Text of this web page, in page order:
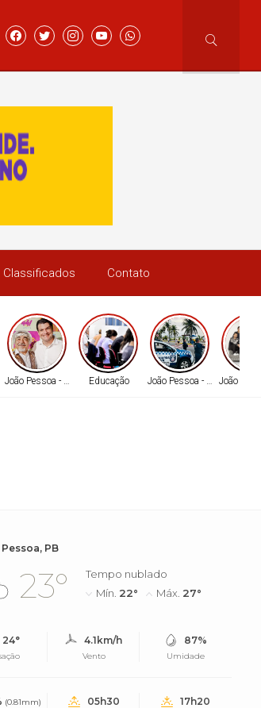
Classificados Contato
João Pessoa - PB Educação João Pessoa - PB João
PB
23°
Tempo nublado
Mín. 22° Máx. 27°
24° 4.1km/h
Vento
87%
Umidade
(0.81mm)
05h30 17h20